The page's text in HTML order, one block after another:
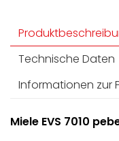
Technische Daten
Informationen zur
Miele EVS 7010